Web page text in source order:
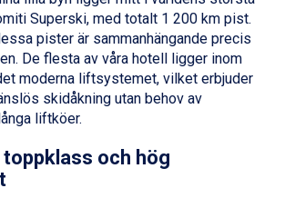
7.195 kr.
5.595 kr.
från 7.395 kr.
från 6.145 kr.
8.545 kr.
från 6.295 kr.
7.045 kr.
8.245 kr.
Superski, med totalt 1 200 km pist.
pister är sammanhängande precis
De flesta av våra hotell ligger inom
moderna liftsystemet, vilket erbjuder
skidåkning utan behov av
liftköer.
och hög